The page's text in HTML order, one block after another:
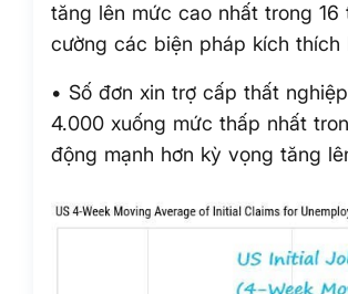
tăng lên mức cao nhất trong
cường các biện pháp kích thích
• Số đơn xin trợ cấp thất
4.000 xuống mức thấp nhất
động mạnh hơn kỳ vọng tăng